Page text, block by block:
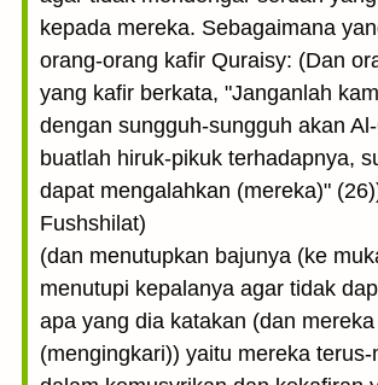
kepada mereka. Sebagaimana
orang-orang kafir Quraisy: (Dan
yang kafir berkata, "Janganlah
dengan sungguh-sungguh akan
buatlah hiruk-pikuk terhadapnya,
dapat mengalahkan (mereka)"
Fushshilat)
(dan menutupkan bajunya (ke
menutupi kepalanya agar tidak
apa yang dia katakan (dan
(mengingkari)) yaitu mereka terus-